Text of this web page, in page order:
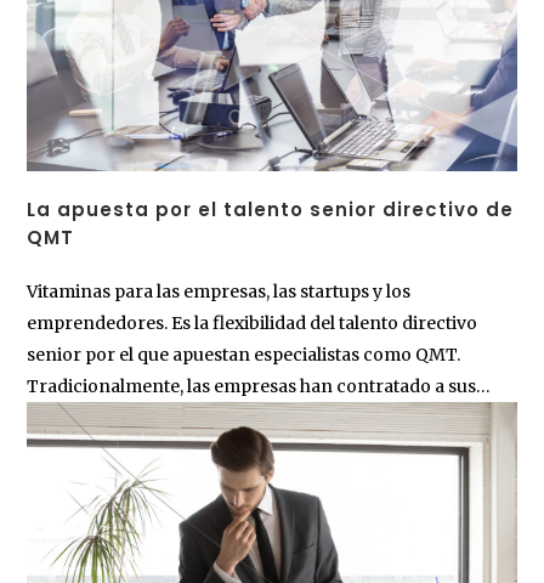
La apuesta por el talento senior directivo de
QMT
Vitaminas para las empresas, las startups y los
emprendedores. Es la flexibilidad del talento directivo
senior por el que apuestan especialistas como QMT.
Tradicionalmente, las empresas han contratado a sus…